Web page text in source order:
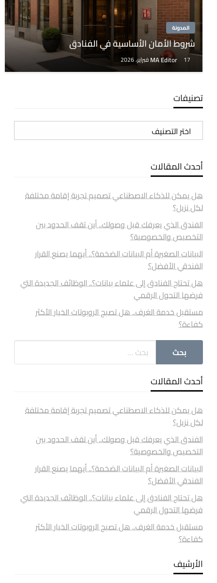
المدونة
شروط الأمان الأساسية في الفنادق
MA Editor 17 فبراير، 2026
تصنيفات
تصنيفات
أحدث المقالات
هل يمكن للذكاء الاصطناعي تصميم تجربة إقامة مختلفة
لكل نزيل؟
الفندق الذي يعرفك قبل وصولك.. أين تقف الحدود بين
التخصيص والخصوصية؟
البيانات الصغيرة أم البيانات الضخمة؟.. أيهما يصنع القرار
الفندقي الأفضل؟
هل تحتاج الفنادق إلى علماء بيانات؟.. الوظائف الجديدة التي
فرضها التحول الرقمي
مستقبل خدمة الغرف.. هل تصبح الروبوتات الخيار الأكثر
كفاءة؟
أحدث المقالات
هل يمكن للذكاء الاصطناعي تصميم تجربة إقامة مختلفة
لكل نزيل؟
الفندق الذي يعرفك قبل وصولك.. أين تقف الحدود بين
التخصيص والخصوصية؟
البيانات الصغيرة أم البيانات الضخمة؟.. أيهما يصنع القرار
الفندقي الأفضل؟
هل تحتاج الفنادق إلى علماء بيانات؟.. الوظائف الجديدة التي
فرضها التحول الرقمي
مستقبل خدمة الغرف.. هل تصبح الروبوتات الخيار الأكثر
كفاءة؟
الأرشيف